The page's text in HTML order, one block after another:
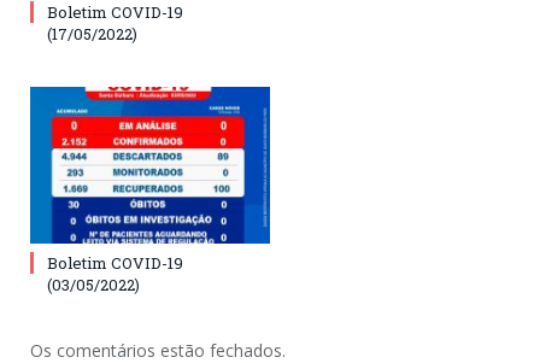
Boletim COVID-19
(17/05/2022)
Boletim COVID-19
(03/05/2022)
Os comentários estão fechados.